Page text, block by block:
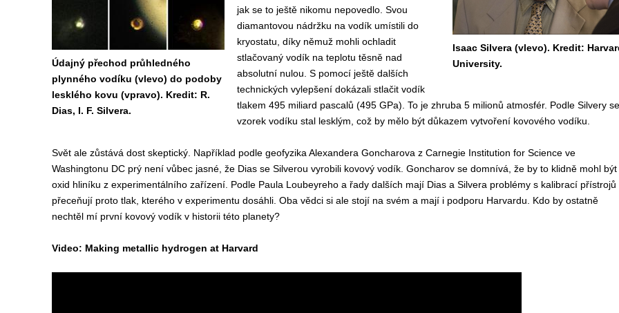
Isaac Silvera (vlevo). Kredit:
University.
Údajný přechod průhledného
plynného vodíku (vlevo) do podoby
lesklého kovu (vpravo). Kredit: R.
Dias, I. F. Silvera.
jak se to ještě nikomu nepovedlo. Svou
diamantovou nádržku na vodík umístili do
kryostatu, díky němuž mohli ochladit
stlačovaný vodík na teplotu těsně nad
absolutní nulou. S pomocí ještě dalších
technických vylepšení dokázali stlačit vodík
tlakem 495 miliard pascalů (495 GPa). To je zhruba 5 milionů atmosfér. Podle Silvery se
vzorek vodíku stal lesklým, což by mělo být důkazem vytvoření kovového vodíku.
Svět ale zůstává dost skeptický. Například podle geofyzika Alexandera Goncharova z Carnegie Institution for Science ve
Washingtonu DC prý není vůbec jasné, že Dias se Silverou vyrobili kovový vodík. Goncharov se domnívá, že by to klidně mohl být
oxid hliníku z experimentálního zařízení. Podle Paula Loubeyreho a řady dalších mají Dias a Silvera problémy s kalibrací přístrojů
přeceňují proto tlak, kterého v experimentu dosáhli. Oba vědci si ale stojí na svém a mají i podporu Harvardu. Kdo by ostatně
nechtěl mí první kovový vodík v historii této planety?
Video: Making metallic hydrogen at Harvard